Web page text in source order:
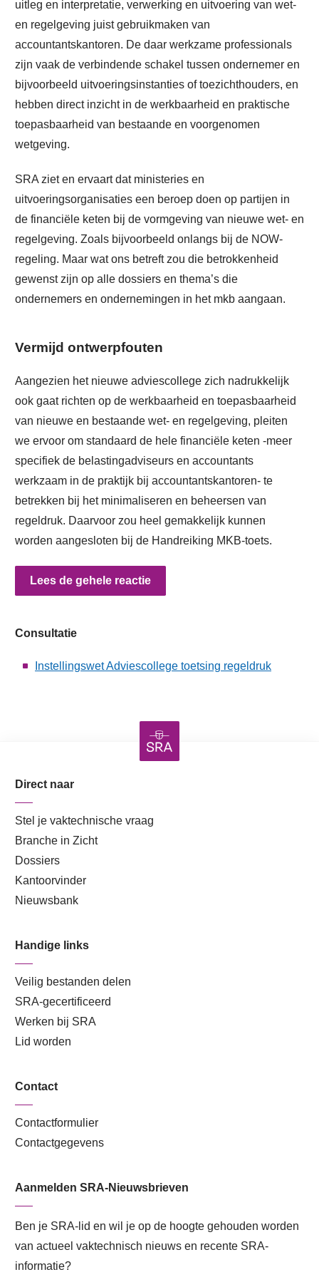
uitleg en interpretatie, verwerking en uitvoering van wet-
en regelgeving juist gebruikmaken van
accountantskantoren. De daar werkzame professionals
zijn vaak de verbindende schakel tussen ondernemer en
bijvoorbeeld uitvoeringsinstanties of toezichthouders, en
hebben direct inzicht in de werkbaarheid en praktische
toepasbaarheid van bestaande en voorgenomen
wetgeving.
SRA ziet en ervaart dat ministeries en
uitvoeringsorganisaties een beroep doen op partijen in
de financiële keten bij de vormgeving van nieuwe wet- en
regelgeving. Zoals bijvoorbeeld onlangs bij de NOW-
regeling. Maar wat ons betreft zou die betrokkenheid
gewenst zijn op alle dossiers en thema’s die
ondernemers en ondernemingen in het mkb aangaan.
Vermijd ontwerpfouten
Aangezien het nieuwe adviescollege zich nadrukkelijk
ook gaat richten op de werkbaarheid en toepasbaarheid
van nieuwe en bestaande wet- en regelgeving, pleiten
we ervoor om standaard de hele financiële keten -meer
specifiek de belastingadviseurs en accountants
werkzaam in de praktijk bij accountantskantoren- te
betrekken bij het minimaliseren en beheersen van
regeldruk. Daarvoor zou heel gemakkelijk kunnen
worden aangesloten bij de Handreiking MKB-toets.
Lees de gehele reactie
Consultatie
Instellingswet Adviescollege toetsing regeldruk
Direct naar
Stel je vaktechnische vraag
Branche in Zicht
Dossiers
Kantoorvinder
Nieuwsbank
Handige links
Veilig bestanden delen
SRA-gecertificeerd
Werken bij SRA
Lid worden
Contact
Contactformulier
Contactgegevens
Aanmelden SRA-Nieuwsbrieven
Ben je SRA-lid en wil je op de hoogte gehouden worden
van actueel vaktechnisch nieuws en recente SRA-
informatie?